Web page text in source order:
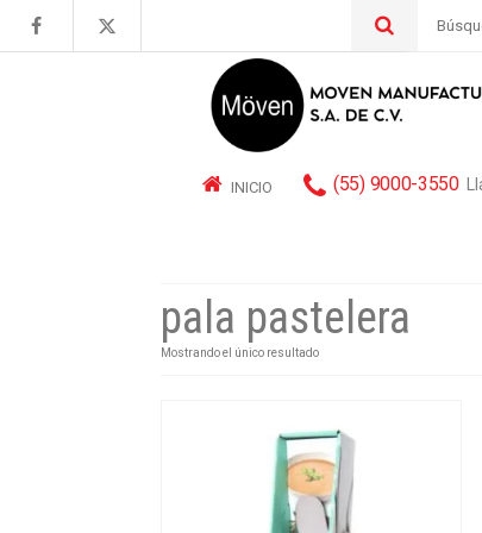
por:
INICIO (55) 9000-3550
pala pastelera
Mostrando el único resultado